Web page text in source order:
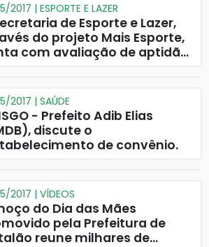
2017 | ESPORTE E LAZER
de Esporte e Lazer,
do projeto Mais Esporte,
com avaliação de aptidão
2017 | SAÚDE
- Prefeito Adib Elias
discute o
de convênio.
2017 | VÍDEOS
do Dia das Mães
pela Prefeitura de
reune milhares de